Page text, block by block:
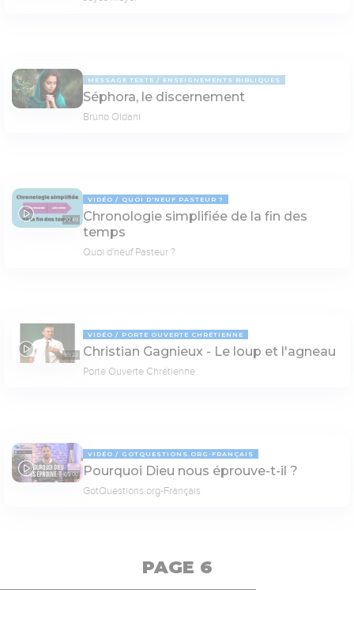
MESSAGE TEXTE ENSEIGNEMENTS BIBLIQUES
Séphora, le discernement
Bruno Oldani
20:49
VIDÉO QUOI D'NEUF PASTEUR ?
Chronologie simplifiée de la fin des
temps
Quoi d'neuf Pasteur ?
35:22
VIDÉO PORTE OUVERTE CHRÉTIENNE
Christian Gagnieux - Le loup et l'agneau
Porte Ouverte Chrétienne
05:00
VIDÉO GOTQUESTIONS.ORG-FRANÇAIS
Pourquoi Dieu nous éprouve-t-il ?
GotQuestions.org-Français
PAGE 6